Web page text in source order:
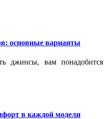
основные варианты
джинсы, вам понадобится
в каждой модели